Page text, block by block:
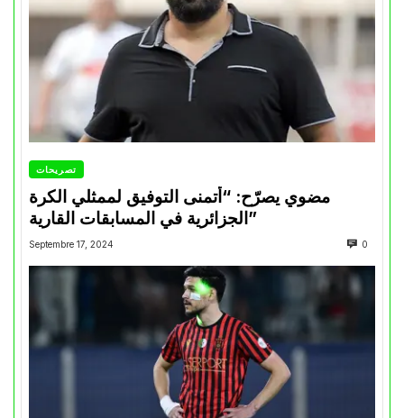
تصريحات
مضوي يصرّح: “أتمنى التوفيق لممثلي الكرة
الجزائرية في المسابقات القارية”
Septembre 17, 2024 0